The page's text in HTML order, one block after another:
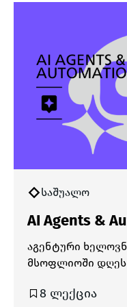
საშუალო
AI Agents &
აგენტური
მსოფლიოში დღეს
ის შექმნილია
8 ლექცია